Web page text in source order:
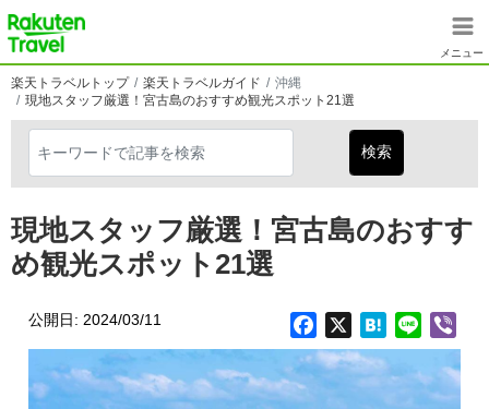
メニュー
楽天トラベルトップ 楽天トラベルガイド
沖縄
現地スタッフ厳選！宮古島のおすすめ観光スポット21選
現地スタッフ厳選！宮古島のおすす
め観光スポット21選
公開日: 2024/03/11 Facebook HatenaLine